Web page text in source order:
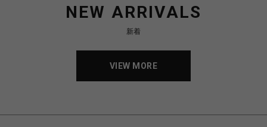
NEW ARRIVALS
新着
VIEW MORE